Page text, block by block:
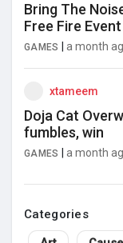
Bring The
Free Fire Event
GAMES a month
xtameem
Doja Cat
fumbles, win
GAMES a month
Categories